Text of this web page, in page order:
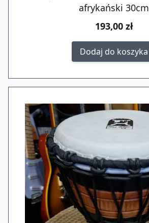
afrykański 30cm
193,00 zł
Dodaj do koszyka